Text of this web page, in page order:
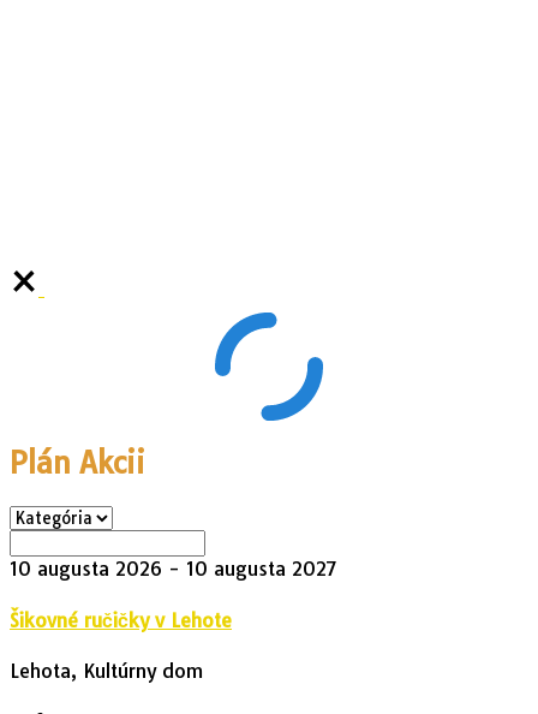
Plán Akcii
10 augusta 2026 - 10 augusta 2027
Šikovné ručičky v Lehote
Lehota, Kultúrny dom